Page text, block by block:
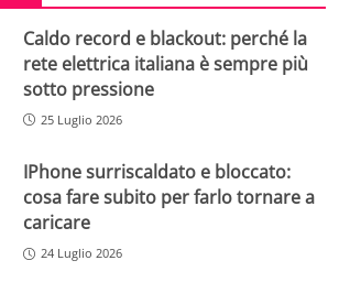
Caldo record e blackout: perché la
rete elettrica italiana è sempre più
sotto pressione
25 Luglio 2026
IPhone surriscaldato e bloccato:
cosa fare subito per farlo tornare a
caricare
24 Luglio 2026